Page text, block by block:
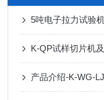
产品介绍-K-WG-